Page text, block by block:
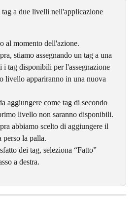
tag a due livelli nell'applicazione
al momento dell'azione.
stiamo assegnando un tag a una
i tag disponibili per l'assegnazione
livello appariranno in una nuova
aggiungere come tag di secondo
livello non saranno disponibili.
abbiamo scelto di aggiungere il
perso la palla.
dei tag, seleziona “Fatto”
a destra.